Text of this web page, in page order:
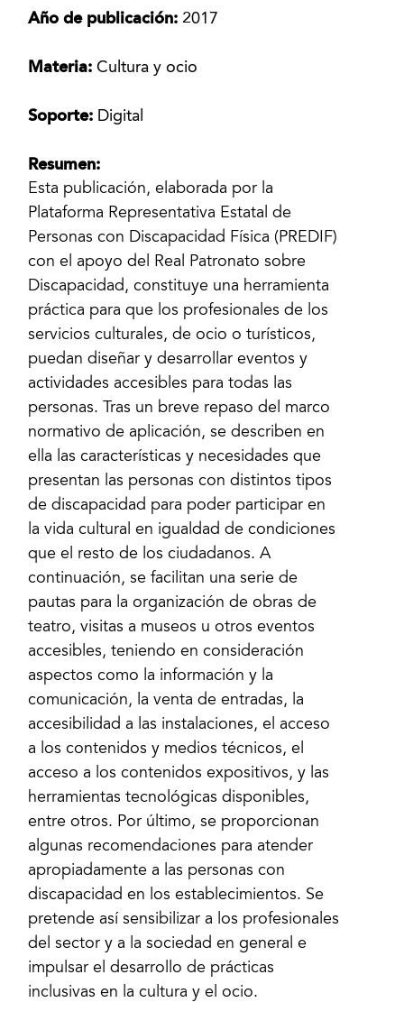
Año de publicación: 2017
Materia:Cultura y ocio
Soporte: Digital
Resumen:
Esta publicación, elaborada por la
Plataforma Representativa Estatal de
Personas con Discapacidad Física (PREDIF)
con el apoyo del Real Patronato sobre
Discapacidad, constituye una herramienta
práctica para que los profesionales de los
servicios culturales, de ocio o turísticos,
puedan diseñar y desarrollar eventos y
actividades accesibles para todas las
personas. Tras un breve repaso del marco
normativo de aplicación, se describen en
ella las características y necesidades que
presentan las personas con distintos tipos
de discapacidad para poder participar en
la vida cultural en igualdad de condiciones
que el resto de los ciudadanos. A
continuación, se facilitan una serie de
pautas para la organización de obras de
teatro, visitas a museos u otros eventos
accesibles, teniendo en consideración
aspectos como la información y la
comunicación, la venta de entradas, la
accesibilidad a las instalaciones, el acceso
a los contenidos y medios técnicos, el
acceso a los contenidos expositivos, y las
herramientas tecnológicas disponibles,
entre otros. Por último, se proporcionan
algunas recomendaciones para atender
apropiadamente a las personas con
discapacidad en los establecimientos. Se
pretende así sensibilizar a los profesionales
del sector y a la sociedad en general e
impulsar el desarrollo de prácticas
inclusivas en la cultura y el ocio.